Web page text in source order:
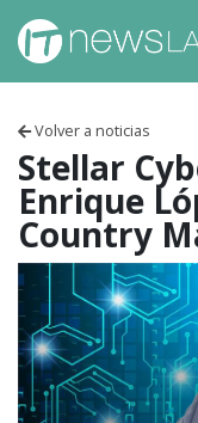
Skip to content
Volver a noticias
Stellar
Enrique
Country